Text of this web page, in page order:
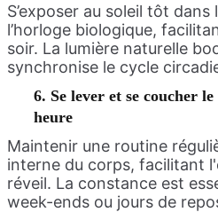
S’exposer au soleil tôt
l’horloge biologique,
soir. La lumière naturelle
synchronise le cycle
6. Se lever et se coucher
heure
Maintenir une routine
interne du corps, facilitant
réveil. La constance est
week-ends ou jours de